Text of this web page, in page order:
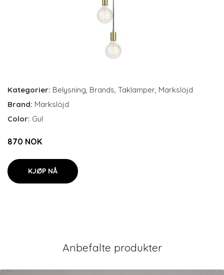
Kategorier: Belysning, Brands, Taklamper, Markslöjd
Brand: Markslöjd
Color: Gul
870 NOK
KJØP NÅ
Anbefalte produkter